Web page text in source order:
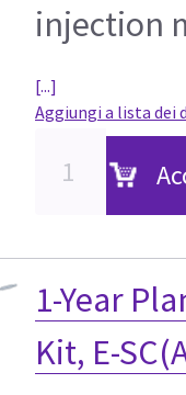
injection
[...]
Aggiungi a lista dei
1-Year
Kit, E-